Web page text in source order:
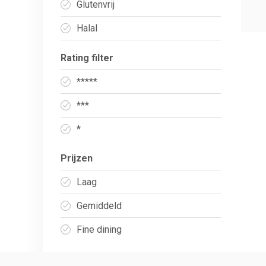
Glutenvrij
Halal
Rating filter
*****
***
*
Prijzen
Laag
Gemiddeld
Fine dining